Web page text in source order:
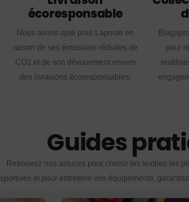
écoresponsable
Nous avons opté pour Laposte en
raison de ses émissions réduites de
CO2 et de son dévouement envers
des livraisons écoresponsables.
pour
Guides
Retrouvez nos astuces pour choisir les textiles les
sportives et pour entretenir vos équipements,